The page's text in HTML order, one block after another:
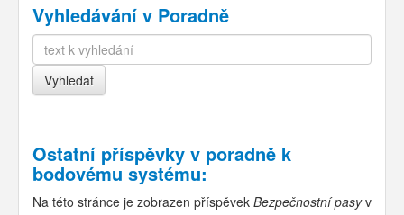
Vyhledávání v Poradně
Ostatní příspěvky v poradně k
bodovému systému:
Na této stránce je zobrazen příspěvek Bezpečnostní pasyv